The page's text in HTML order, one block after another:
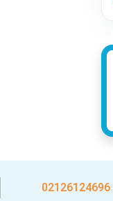
02126124696